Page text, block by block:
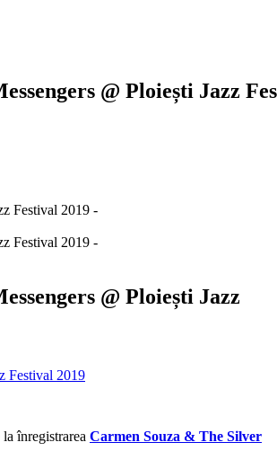
@ Ploiești Jazz
@ Ploiești Jazz
Festival 2019
la înregistrarea Carmen Souza & The Silver